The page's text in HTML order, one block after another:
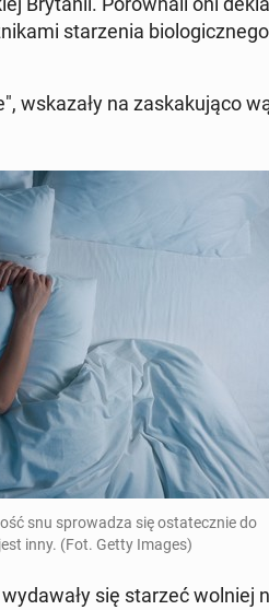
sta­rze­nia
, wska­za­ły na za­ska­ku­ją­co
snu spro­wa­dza się osta­tecz­nie do
inny. (Fot. Getty Images)
się starzeć wolniej